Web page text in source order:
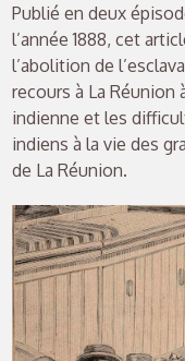
Publié en deux
l’année 1888, cet
l’abolition de
recours à La Réunion
indienne et les
indiens à la vie des
de La Réunion.